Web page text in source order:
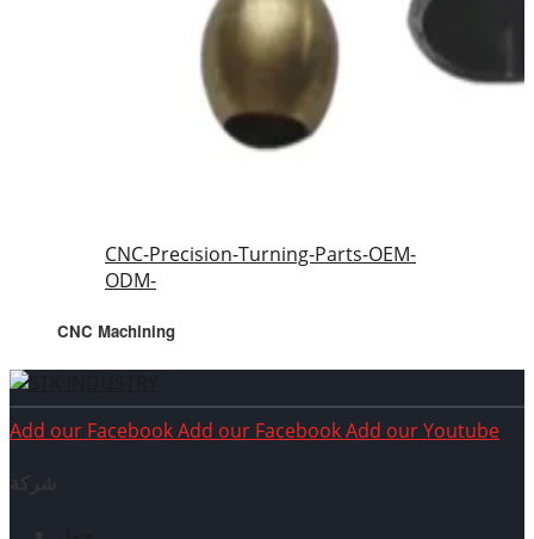
CNC-Precision-Turning-Parts-OEM-
ODM-
CNC Machining
Add our FacebookAdd our FacebookAdd our Youtube